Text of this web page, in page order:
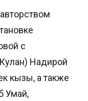
с
Надирой
кызы, а также
Умай,